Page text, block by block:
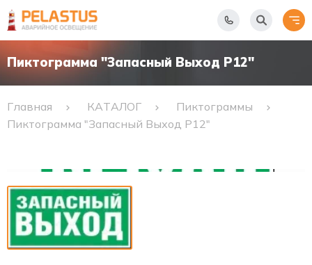
Пиктограмма "Запасный Выход Р12"
Главная КАТАЛОГ
Пиктограммы
Пиктограмма "Запасный Выход Р12"